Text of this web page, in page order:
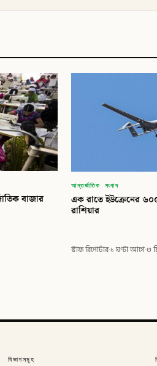
বাজার
আন্তর্জাতিক সংবাদ
এক রাতে ইউক্রেনের
রাশিয়ার
স্টাফ রিপোর্টার·১ ঘণ্টা আগে·৩
বিভাগসমূহ